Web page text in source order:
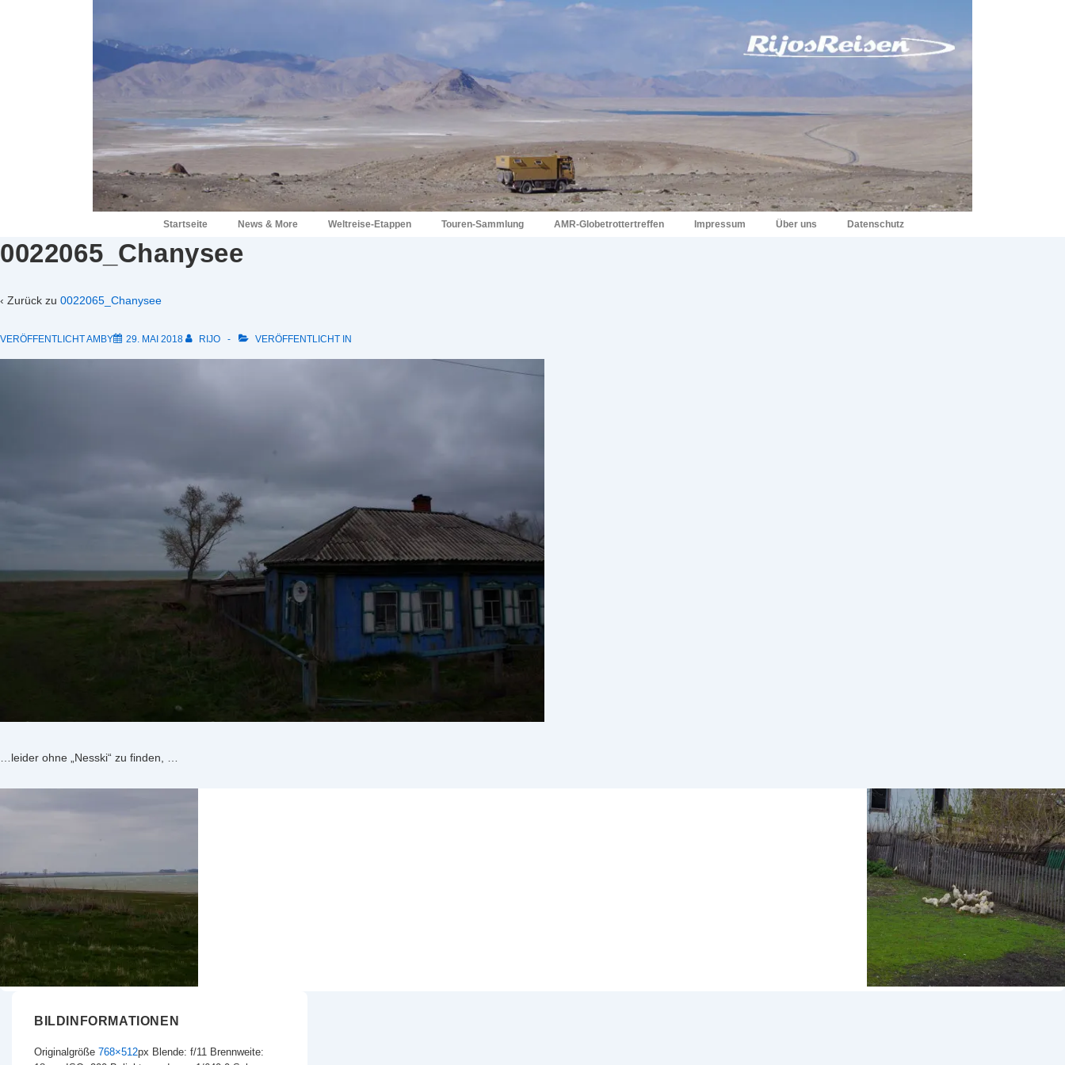
Hauptnavigation
Startseite News & More Weltreise-Etappen Touren-Sammlung AMR-Globetrottertreffen Impressum Über uns Datenschutz
0022065_Chanysee
‹ Zurück zu 0022065_Chanysee
VERÖFFENTLICHT AMBY 29. MAI 2018 RIJO VERÖFFENTLICHT IN
…leider ohne „Nesski“ zu finden, …
BILDINFORMATIONEN
Originalgröße 768×512px Blende: f/11 Brennweite: